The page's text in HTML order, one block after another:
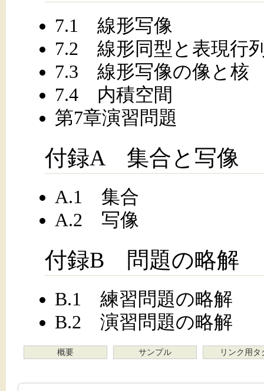
7.1 線形写像
7.2 線形同型と表現行
7.3 線形写像の像と核
7.4 内積空間
第7章演習問題
付録A 集合と写像
A.1 集合
A.2 写像
付録B 問題の略解
B.1 練習問題の略解
B.2 演習問題の略解
概要 サンプル リンク用タ